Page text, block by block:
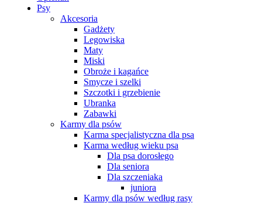
Psy
Akcesoria
Gadżety
Legowiska
Maty
Miski
Obroże i kagańce
Smycze i szelki
Szczotki i grzebienie
Ubranka
Zabawki
Karmy dla psów
Karma specjalistyczna dla psa
Karma według wieku psa
Dla psa dorosłego
Dla seniora
Dla szczeniaka
juniora
Karmy dla psów według rasy